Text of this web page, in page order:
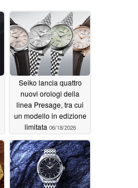
Seiko lancia quattro
nuovi orologi della
linea Presage, tra cui
un modello in edizione
limitata 06/18/2026